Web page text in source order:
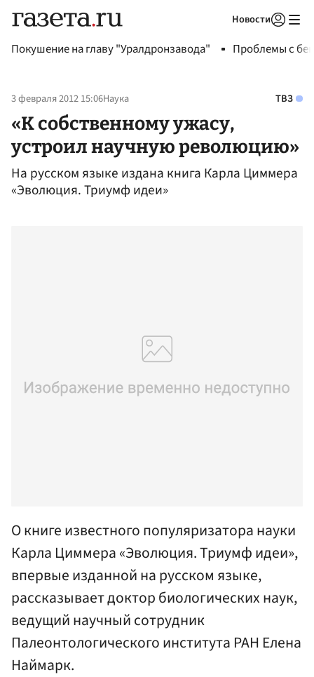
Новости
Покушение на главу "Уралдронзавода" Проблемы с
3 февраля 2012 15:06Наука ТВЗ
«К собственному ужасу,
устроил научную революцию»
На русском языке издана книга Карла Циммера
«Эволюция. Триумф идеи»
О книге известного популяризатора науки
Карла Циммера «Эволюция. Триумф идеи»,
впервые изданной на русском языке,
рассказывает доктор биологических наук,
ведущий научный сотрудник
Палеонтологического института РАН Елена
Наймарк.